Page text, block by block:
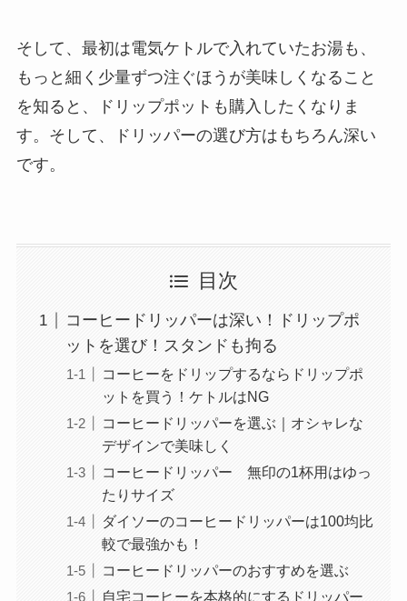
そして、最初は電気ケトルで入れていたお湯も、
もっと細く少量ずつ注ぐほうが美味しくなること
を知ると、ドリップポットも購入したくなりま
す。そして、ドリッパーの選び方はもちろん深い
です。
目次
コーヒードリッパーは深い！ドリップポ
ットを選び！スタンドも拘る
コーヒーをドリップするならドリップポ
ットを買う！ケトルはNG
コーヒードリッパーを選ぶ｜オシャレな
デザインで美味しく
コーヒードリッパー 無印の1杯用はゆっ
たりサイズ
ダイソーのコーヒードリッパーは100均比
較で最強かも！
コーヒードリッパーのおすすめを選ぶ
自宅コーヒーを本格的にするドリッパー